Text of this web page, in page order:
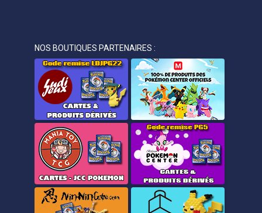
NOS BOUTIQUES PARTENAIRES :